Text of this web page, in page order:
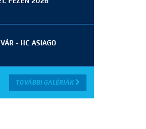
- HC ASIAGO
TOVÁBBI GALÉRIÁK